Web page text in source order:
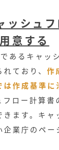
ッシュ
意する
あるキャッ
ており、 作
は作成基準に
フロー計算書
きます。キ
企業庁のペー